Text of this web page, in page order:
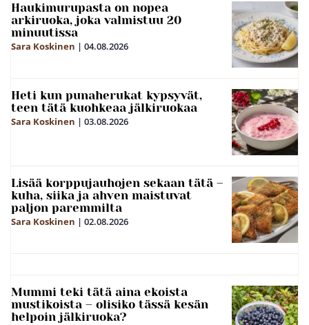
Haukimurupasta on nopea
arkiruoka, joka valmistuu 20
minuutissa
Sara Koskinen | 04.08.2026
Heti kun punaherukat kypsyvät,
teen tätä kuohkeaa jälkiruokaa
Sara Koskinen | 03.08.2026
Lisää korppujauhojen sekaan tätä –
kuha, siika ja ahven maistuvat
paljon paremmilta
Sara Koskinen | 02.08.2026
Mummi teki tätä aina ekoista
mustikoista – olisiko tässä kesän
helpoin jälkiruoka?